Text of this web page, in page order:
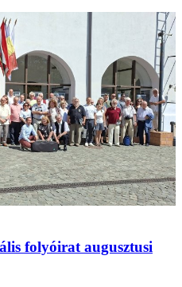
folyóirat augusztusi